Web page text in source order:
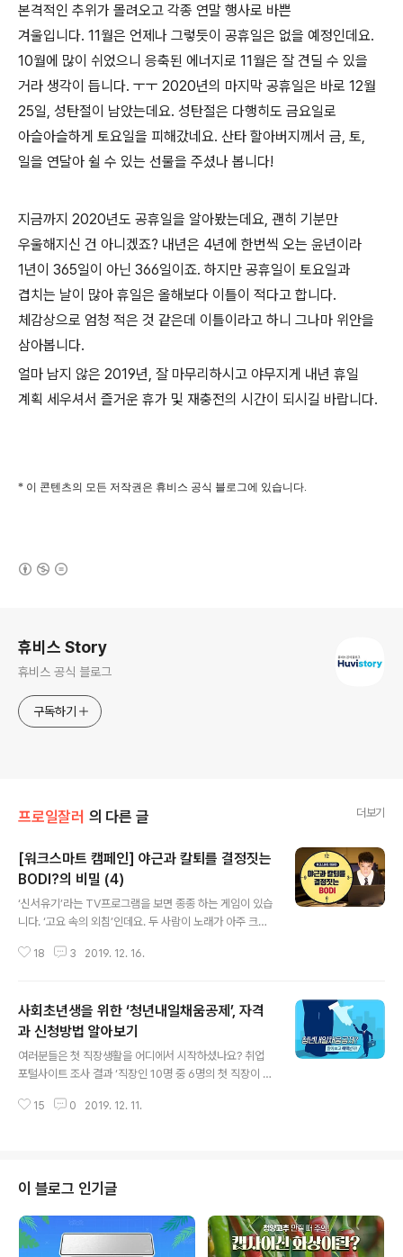
본격적인 추위가 몰려오고 각종 연말 행사로 바쁜
겨울입니다. 11월은 언제나 그렇듯이 공휴일은 없을 예정인데요.
10월에 많이 쉬었으니 응축된 에너지로 11월은 잘 견딜 수 있을
거라 생각이 듭니다. ㅜㅜ 2020년의 마지막 공휴일은 바로 12월
25일, 성탄절이 남았는데요. 성탄절은 다행히도 금요일로
아슬아슬하게 토요일을 피해갔네요. 산타 할아버지께서 금, 토,
일을 연달아 쉴 수 있는 선물을 주셨나 봅니다!
지금까지 2020년도 공휴일을 알아봤는데요, 괜히 기분만
우울해지신 건 아니겠죠? 내년은 4년에 한번씩 오는 윤년이라
1년이 365일이 아닌 366일이죠. 하지만 공휴일이 토요일과
겹치는 날이 많아 휴일은 올해보다 이틀이 적다고 합니다.
체감상으로 엄청 적은 것 같은데 이틀이라고 하니 그나마 위안을
삼아봅니다.
얼마 남지 않은 2019년, 잘 마무리하시고 야무지게 내년 휴일
계획 세우셔서 즐거운 휴가 및 재충전의 시간이 되시길 바랍니다.
* 이 콘텐츠의 모든 저작권은 휴비스 공식 블로그에 있습니다.
휴비스 Story
휴비스 공식 블로그
구독하기
프로일잘러 의 다른 글 더보기
[워크스마트 캠페인] 야근과 칼퇴를 결정짓는
BODI?의 비밀 (4)
‘신서유기’라는 TV프로그램을 보면 종종 하는 게임이 있습
니다. ‘고요 속의 외침’인데요. 두 사람이 노래가 아주 크게
그 단어를 맞추는 게임인데요. 이걸 하다 보면 항상 서로에
것 같지 않나요? "말하지 않아도 알아요?" No! 말하지 않
으면 절대 몰라요! "아니잖아! 다시 해 와!” “팀장님이 분명
히 이렇게 말씀하셨는데…” 업무를 해 갔을 때 리더와 구성
원의 반응이 이렇게 다릅니다. 누구의 잘못일까요? 먼저,
리더의 입장에서 생각해 볼까요? 리더는 바쁘기 때문에 일
일이 지시하기가 힘들죠. 본인의 경험과 지식이 많다 보니
18 3 2019. 12. 16.
사회초년생을 위한 ‘청년내일채움공제’, 자격
과 신청방법 알아보기
여러분들은 첫 직장생활을 어디에서 시작하셨나요? 취업
포털사이트 조사 결과 ‘직장인 10명 중 6명의 첫 직장이 중
낮고, 이직이 잦은 편인데요. 정부에서는 청년들의 중소기
다고 하는데요. 재직자를 위한 제도도 있지만, 그 중 사회초
년생들을 위해 좋은 제도를 묵히지 않고 제대로 활용할 수
있는 방법에 대해 알려드릴게요! ● 청년내일채움공제란
무엇인가요? 청년내일채움공제란 중소 및 중견기업에 정
규직으로 취업한 청년들의 장기근속을 위해 고용노동부와
15 0 2019. 12. 11.
이 블로그 인기글